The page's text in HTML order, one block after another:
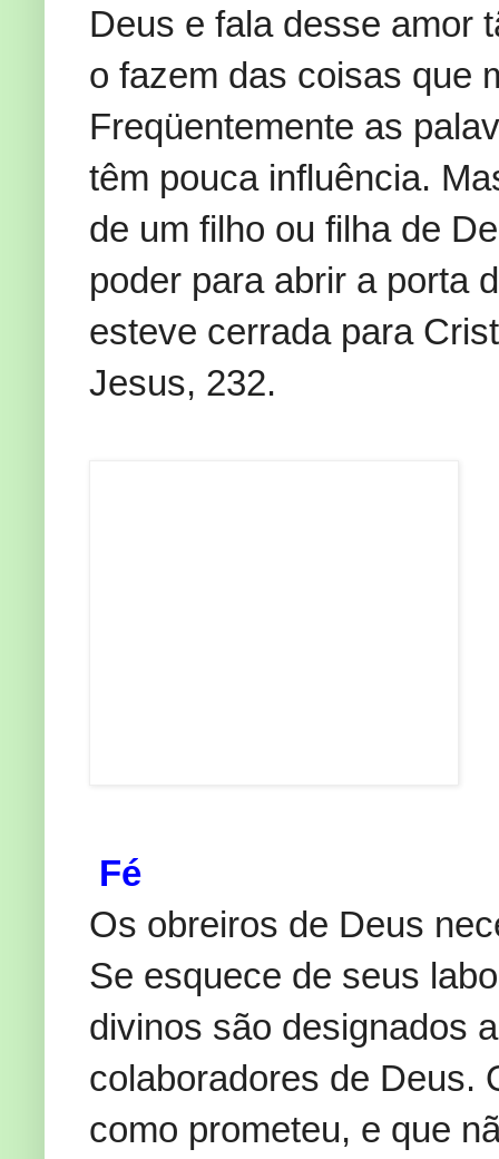
Deus e fala desse amor
o fazem das coisas que
Freqüentemente as
têm pouca influência.
de um filho ou filha de
poder para abrir a porta
esteve cerrada para
Jesus, 232.
Fé
Os obreiros de Deus
Se esquece de seus
divinos são designados
colaboradores de Deus.
como prometeu, e que